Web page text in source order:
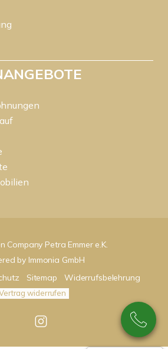
Company Petra Emmer e.K.
by Immonia GmbH
Sitemap Widerrufsbelehrung
widerrufen